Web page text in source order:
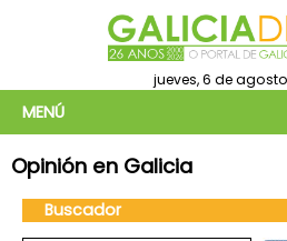
jueves, 6 de
MENÚ
Opinión en Galicia
Buscador